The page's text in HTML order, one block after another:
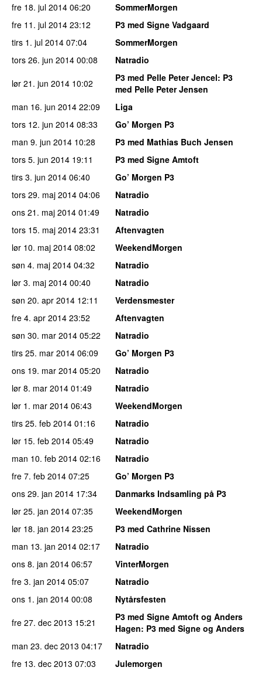
fre 18. jul 2014 06:20
SommerMorgen
fre 11. jul 2014 23:12
P3 med Signe Vadgaard
tirs 1. jul 2014 07:04
SommerMorgen
tors 26. jun 2014 00:08
Natradio
lør 21. jun 2014 10:02 P3 med Pelle Peter Jencel: P3
med Pelle Peter Jensen
man 16. jun 2014 22:09
Liga
tors 12. jun 2014 08:33
Go’ Morgen P3
man 9. jun 2014 10:28
P3 med Mathias Buch Jensen
tors 5. jun 2014 19:11
P3 med Signe Amtoft
tirs 3. jun 2014 06:40
Go’ Morgen P3
tors 29. maj 2014 04:06
Natradio
ons 21. maj 2014 01:49
Natradio
tors 15. maj 2014 23:31
Aftenvagten
lør 10. maj 2014 08:02
WeekendMorgen
søn 4. maj 2014 04:32
Natradio
lør 3. maj 2014 00:40
Natradio
søn 20. apr 2014 12:11
Verdensmester
fre 4. apr 2014 23:52
Aftenvagten
søn 30. mar 2014 05:22
Natradio
tirs 25. mar 2014 06:09
Go’ Morgen P3
ons 19. mar 2014 05:20
Natradio
lør 8. mar 2014 01:49
Natradio
lør 1. mar 2014 06:43
WeekendMorgen
tirs 25. feb 2014 01:16
Natradio
lør 15. feb 2014 05:49
Natradio
man 10. feb 2014 02:16
Natradio
fre 7. feb 2014 07:25
Go’ Morgen P3
ons 29. jan 2014 17:34
Danmarks Indsamling på P3
lør 25. jan 2014 07:35
WeekendMorgen
lør 18. jan 2014 23:25
P3 med Cathrine Nissen
man 13. jan 2014 02:17
Natradio
ons 8. jan 2014 06:57
VinterMorgen
fre 3. jan 2014 05:07
Natradio
ons 1. jan 2014 00:08
Nytårsfesten
fre 27. dec 2013 15:21
P3 med Signe Amtoft og Anders
Hagen: P3 med Signe og Anders
man 23. dec 2013 04:17
Natradio
fre 13. dec 2013 07:03
Julemorgen